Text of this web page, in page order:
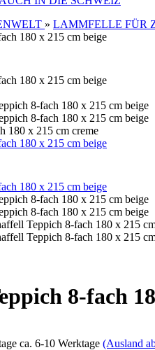
» LAMMFELLE FÜR
180 x 215 cm creme
8-fach
ca. 6-10 Werktage (Ausland